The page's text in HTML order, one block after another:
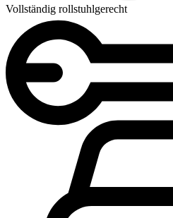
Vollständig rollstuhlgerecht